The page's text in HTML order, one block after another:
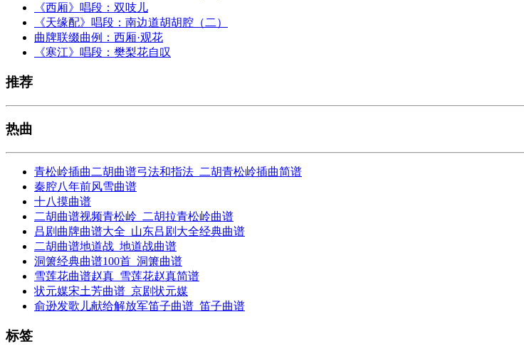
《西厢》唱段：双吱儿
《天缘配》唱段：南边道胡胡腔（二）
曲牌联缀曲例：西厢·观花
《寒江》唱段：樊梨花自叹
推荐
热曲
青松岭插曲二胡曲谱弓法和指法_二胡青松岭插曲简谱
秦腔八年前风雪曲谱
十八摸曲谱
二胡曲谱视频青松岭_二胡拉青松岭曲谱
吕剧曲牌曲谱大全_山东吕剧大全经典曲谱
二胡曲谱地道战_地道战曲谱
洞箫经典曲谱100首_洞箫曲谱
雪莲花曲谱赵真_雪莲花赵真简谱
状元媒宋土芳曲谱_京剧状元媒
俞逊发歌儿献给解放军笛子曲谱_笛子曲谱
标签